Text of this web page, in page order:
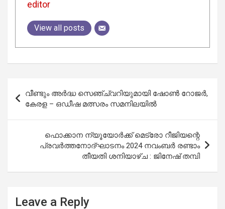
editor
View all posts
navigation
വീണ്ടും അർദ്ധ സെഞ്ച്വറിയുമായി ഷോൺ റോജർ,
കേരള – ഒഡീഷ മത്സരം സമനിലയിൽ
ഫൊക്കാന ന്യൂയോര്‍ക്ക് മെട്രോ റീജിയന്റെ
പ്രവർത്തനോദ്ഘാടനം 2024 നവംബര്‍ രണ്ടാം
തീയതി ശനിയാഴ്ച : ജിനേഷ് തമ്പി
Leave a Reply